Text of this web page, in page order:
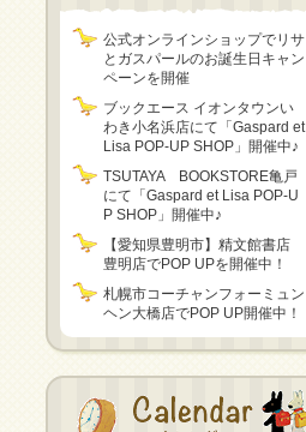
公式オンラインショップでリサ
とガスパールのお誕生日キャン
ペーンを開催
ブックエース イオンタウンい
わき小名浜店にて「Gaspard et
Lisa POP-UP SHOP」開催中♪
TSUTAYA BOOKSTORE亀戸
にて「Gaspard et Lisa POP-U
P SHOP」開催中♪
【愛知県豊明市】精文館書店
豊明店でPOP UPを開催中！
札幌市コーチャンフォーミュン
ヘン大橋店でPOP UP開催中！